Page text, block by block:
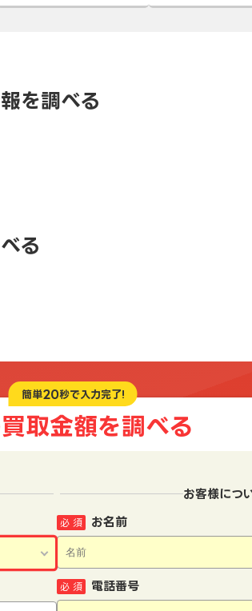
を調べる
る
簡単20秒で入力完了!
取金額を調べる
お客様につ
お名前
必 須
電話番号
必 須